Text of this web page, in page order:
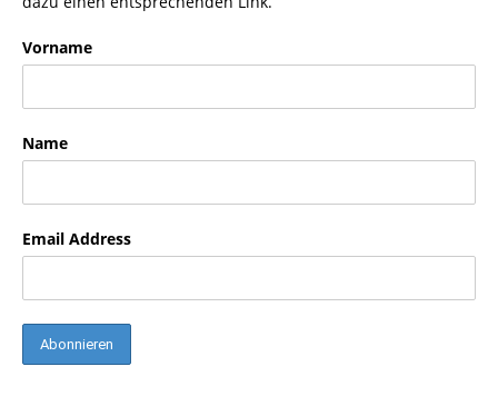
Vorname
Name
Email Address